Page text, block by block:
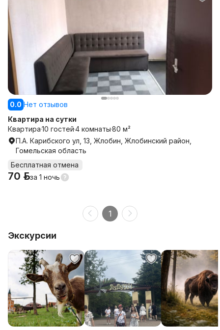
0.0 Нет отзывов
Квартира на сутки
Квартира10 гостей4 комнаты80 м²
П.А. Карибского ул, 13, Жлобин, Жлобинский район,
Гомельская область
Бесплатная отмена
70 р.за 1 ночь
1
Экскурсии